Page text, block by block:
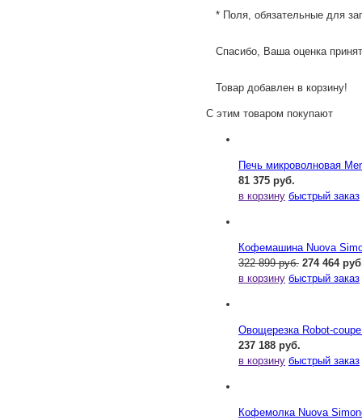
* Поля, обязательные для
Спасибо, Ваша оценка
Товар добавлен в корзину!
С этим товаром покупают
Печь микроволновая
81 375 руб.
в корзину быстрый заказ
Кофемашина Nuova
322 899 руб. 274 464
в корзину быстрый заказ
Овощерезка Robot-
237 188 руб.
в корзину быстрый заказ
Кофемолка Nuova